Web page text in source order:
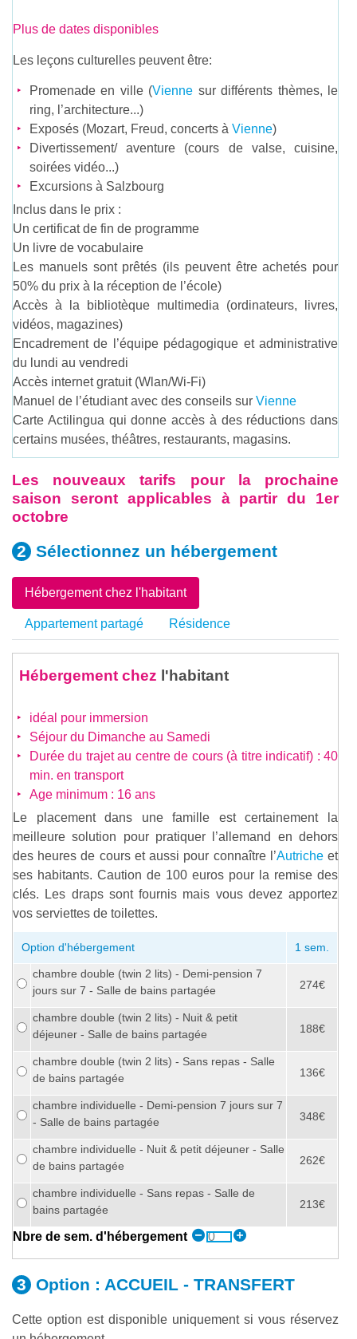
Plus de dates disponibles
Les leçons culturelles peuvent être:
Promenade en ville (Vienne sur différents thèmes, le
ring, l’architecture...)
Exposés (Mozart, Freud, concerts à Vienne)
Divertissement/ aventure (cours de valse, cuisine,
soirées vidéo...)
Excursions à Salzbourg
Inclus dans le prix :
Un certificat de fin de programme
Un livre de vocabulaire
Les manuels sont prêtés (ils peuvent être achetés pour
50% du prix à la réception de l’école)
Accès à la bibliotèque multimedia (ordinateurs, livres,
vidéos, magazines)
Encadrement de l’équipe pédagogique et administrative
du lundi au vendredi
Accès internet gratuit (Wlan/Wi-Fi)
Manuel de l’étudiant avec des conseils sur Vienne
Carte Actilingua qui donne accès à des réductions dans
certains musées, théâtres, restaurants, magasins.
Les nouveaux tarifs pour la prochaine
saison seront applicables à partir du 1er
octobre
Sélectionnez un hébergement
Hébergement chez l'habitant
Appartement partagé Résidence
Hébergement chez l'habitant
idéal pour immersion
Séjour du Dimanche au Samedi
Durée du trajet au centre de cours (à titre indicatif) : 40
min. en transport
Age minimum : 16 ans
Le placement dans une famille est certainement la
meilleure solution pour pratiquer l’allemand en dehors
des heures de cours et aussi pour connaître l’Autricheet
ses habitants. Caution de 100 euros pour la remise des
clés. Les draps sont fournis mais vous devez apportez
vos serviettes de toilettes.
Option d'hébergement 1 sem.
chambre double (twin 2 lits) - Demi-pension 7
jours sur 7 - Salle de bains partagée
274€
chambre double (twin 2 lits) - Nuit & petit
déjeuner - Salle de bains partagée
188€
chambre double (twin 2 lits) - Sans repas - Salle
de bains partagée
136€
chambre individuelle - Demi-pension 7 jours sur 7
- Salle de bains partagée
348€
chambre individuelle - Nuit & petit déjeuner - Salle
de bains partagée
262€
chambre individuelle - Sans repas - Salle de
bains partagée
213€
Nbre de sem. d'hébergement
Option : ACCUEIL - TRANSFERT
Cette option est disponible uniquement si vous réservez